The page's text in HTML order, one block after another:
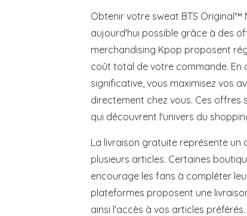
Obtenir votre sweat BTS
aujourd'hui possible grâce à des
merchandising Kpop proposent
coût total de votre commande. En
significative, vous maximisez vos
directement chez vous. Ces offres
qui découvrent l'univers du
La livraison gratuite représente
plusieurs articles. Certaines
encourage les fans à compléter
plateformes proposent une
ainsi l'accès à vos articles